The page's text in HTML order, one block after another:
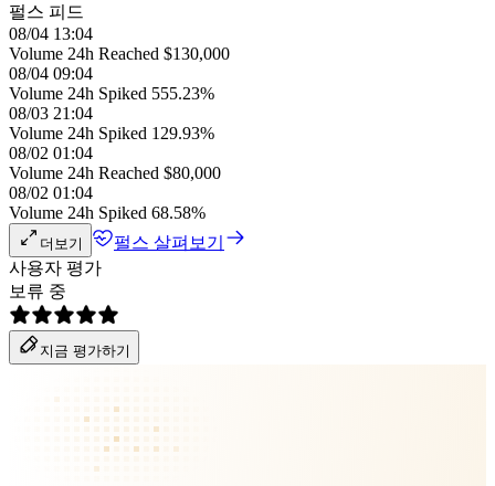
펄스 피드
08/04 13:04
Volume 24h Reached $130,000
08/04 09:04
Volume 24h Spiked 555.23%
08/03 21:04
Volume 24h Spiked 129.93%
08/02 01:04
Volume 24h Reached $80,000
08/02 01:04
Volume 24h Spiked 68.58%
더보기
펄스 살펴보기
사용자 평가
보류 중
지금 평가하기